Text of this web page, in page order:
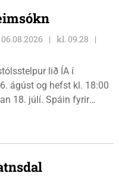
06.08.2026
kl. 09.28
lið ÍA í
ágúst og hefst kl. 18:00
18. júlí. Spáin fyrir
þannig að það er um